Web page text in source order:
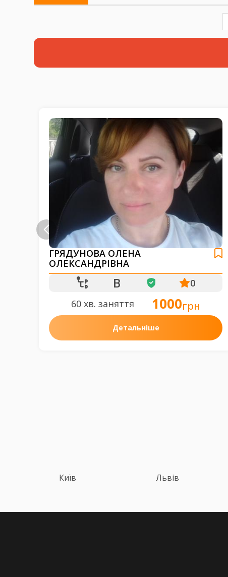
ГРЯДУНОВА ОЛЕНА
ОЛЕКСАНДРІВНА
B
0
60 хв. заняття
1000грн
Детальніше
Київ Львів